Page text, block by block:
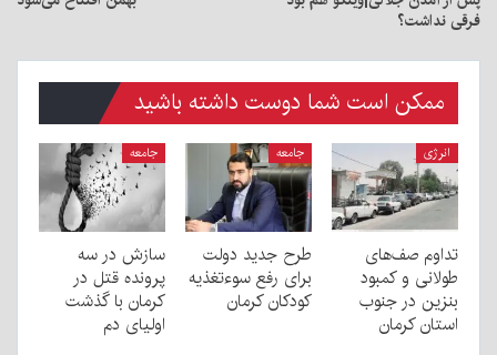
فرقی نداشت؟
ممکن است شما دوست داشته باشید
انرژی
تداوم صف‌های
طولانی و کمبود
بنزین در جنوب
استان کرمان
جامعه
طرح جدید دولت
برای رفع سوءتغذیه
کودکان کرمان
جامعه
سازش در سه
پرونده قتل در
کرمان با گذشت
اولیای دم